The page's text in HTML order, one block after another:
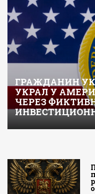
ГРАЖДАНИН
УКРАЛ У
ЧЕРЕЗ